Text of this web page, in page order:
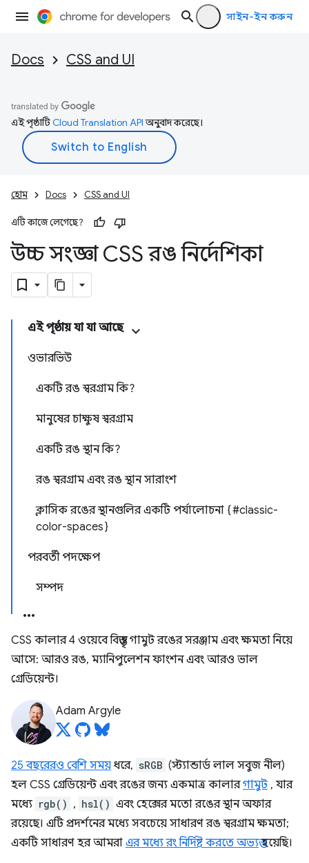
সাইন-ইন করুন
Docs CSS and UI
এই পৃষ্ঠাটিCloud Translation APIঅনুবাদ করেছে।
হোম Docs CSS and UI
এটি কাজে লেগেছে?
উচ্চ সংজ্ঞা CSS রঙ নির্দেশিকা
এই পৃষ্ঠায় যা যা আছে
ওভারভিউ
একটি রঙ স্বরগ্রাম কি?
মানুষের চাক্ষুষ স্বরগ্রাম
একটি রঙ স্থান কি?
রঙ স্বরগ্রাম এবং রঙ স্থান সারাংশ
ক্লাসিক রঙের স্থানগুলির একটি পর্যালোচনা {#classic-
color-spaces}
পরবর্তী পদক্ষেপ
সম্পদ
CSS কালার 4 ওয়েবে বিস্তৃত গামুট রঙের সরঞ্জাম এবং ক্ষমতা নিয়ে
আসে: আরও রঙ, ম্যানিপুলেশন ফাংশন এবং আরও ভাল
গ্রেডিয়েন্ট।
Adam Argyle
25 বছরেরও বেশি সময় ধরে, sRGB (স্ট্যান্ডার্ড লাল সবুজ নীল)
হল CSS গ্রেডিয়েন্ট এবং রঙের জন্য একমাত্র কালারগামুট, যার
মধ্যে rgb() , hsl() এবং হেক্সের মতো রঙের স্থান অফার
রয়েছে। এটি প্রদর্শনের মধ্যে সবচেয়ে সাধারণ রঙ স্বরগ্রাম ক্ষমতা;
একটি সাধারণ হর আমরা এর মধ্যে রং নির্দিষ্ট করতে অভ্যস্তহয়েছি।